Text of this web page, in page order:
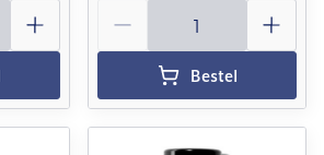
Aantal
Bestel